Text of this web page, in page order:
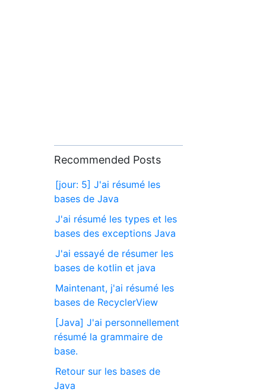
Recommended Posts
[jour: 5] J'ai résumé les
bases de Java
J'ai résumé les types et les
bases des exceptions Java
J'ai essayé de résumer les
bases de kotlin et java
Maintenant, j'ai résumé les
bases de RecyclerView
[Java] J'ai personnellement
résumé la grammaire de
base.
Retour sur les bases de
Java